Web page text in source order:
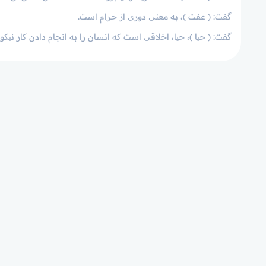
گفت: ( عفت )، به معنی دوری از حرام است.
گفت: ( حیا )، حیا، اخلاقی است که انسان را به انجام دادن کار